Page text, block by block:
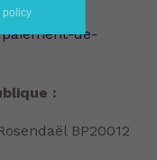
de-
:
BP20012
policy